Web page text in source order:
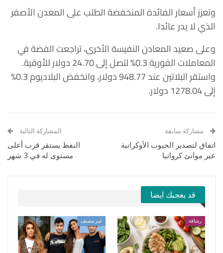
وتعزز أسعار الفائدة المنخفضة الطلب على المعدن الأصفر
الذي لا يدر عائدا.
وعلى صعيد المعادن النفيسة الأخرى، تراجعت الفضة في
المعاملات الفورية 0.3% لتصل إلى 24.70 دولار للأوقية.
واستقر البلاتين عند 948.77 دولار، وانخفض البلاديوم 0.3%
إلى 1278.04 دولار.
مشاركة سابقة
اتفاق لتصدير الحبوب الأوكرانية
عبر موانئ كرواتيا
المشاركة التالية
النفط يستقر قرب أعلى
مستوى له في 3 شهر
قد يعجبك ايضا
رشاقة غير مصنف